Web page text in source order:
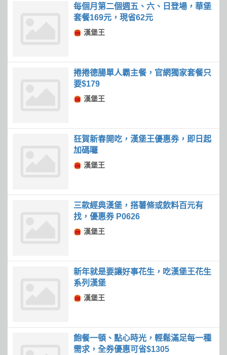
每個月第二個週五、六、日登場，華堡
套餐169元，現省62元
漢堡王
捲捲德腸單人霸主餐，官網獨家套餐只
要$179
漢堡王
狂賀新春開吃，漢堡王優惠券，即日起
加碼囉
漢堡王
三款經典漢堡，搭薯條或飲料百元有
找，優惠券 P0626
漢堡王
新年就是要讓好事花生，吃漢堡王花生
系列漢堡
漢堡王
飽餐一頓、點心時光，輕鬆滿足每一種
需求，全券優惠可省$1305